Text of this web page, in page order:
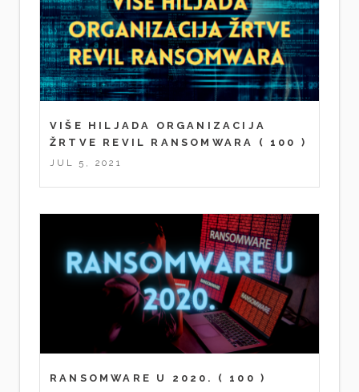
VIŠE HILJADA ORGANIZACIJA
ŽRTVE REVIL RANSOMWARA
( 100 )
JUL 5, 2021
RANSOMWARE U 2020. ( 100 )